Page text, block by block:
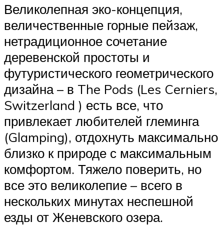
Великолепная эко-концепция,
величественные горные пейзаж,
нетрадиционное сочетание
деревенской простоты и
футуристического геометрического
дизайна – в The Pods (Les Cerniers,
Switzerland ) есть все, что
привлекает любителей глеминга
(Glamping), отдохнуть максимально
близко к природе с максимальным
комфортом. Тяжело поверить, но
все это великолепие – всего в
нескольких минутах неспешной
езды от Женевского озера.